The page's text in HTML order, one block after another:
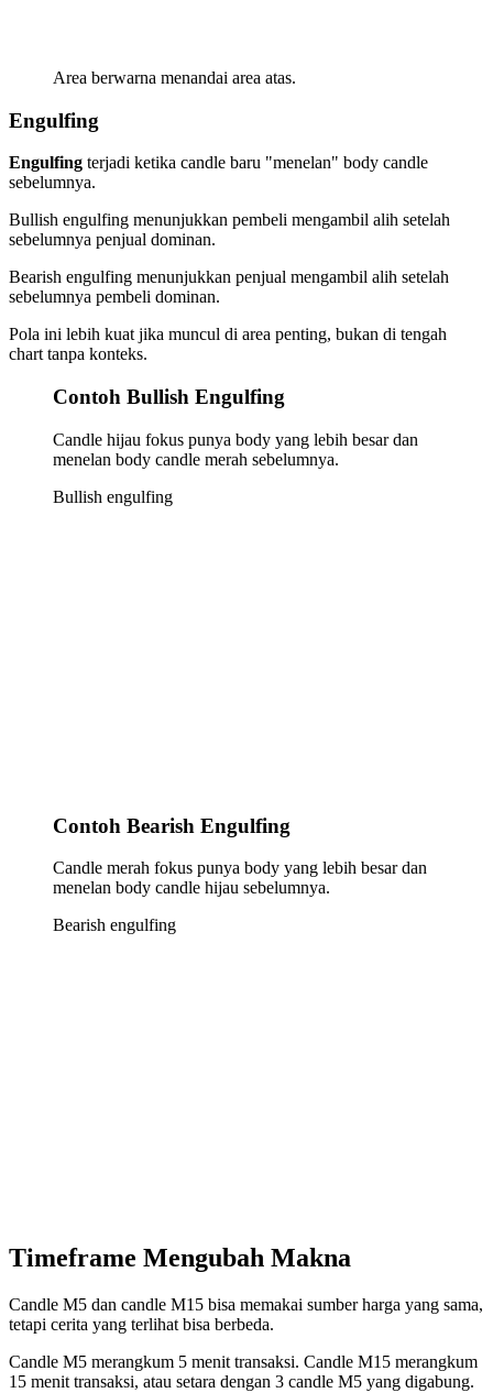
Area berwarna menandai area atas.
Engulfing
Engulfing terjadi ketika candle baru "menelan" body candle
sebelumnya.
Bullish engulfing menunjukkan pembeli mengambil alih setelah
sebelumnya penjual dominan.
Bearish engulfing menunjukkan penjual mengambil alih setelah
sebelumnya pembeli dominan.
Pola ini lebih kuat jika muncul di area penting, bukan di tengah
chart tanpa konteks.
Contoh Bullish Engulfing
Candle hijau fokus punya body yang lebih besar dan
menelan body candle merah sebelumnya.
Bullish engulfing
Contoh Bearish Engulfing
Candle merah fokus punya body yang lebih besar dan
menelan body candle hijau sebelumnya.
Bearish engulfing
Timeframe Mengubah Makna
Candle M5 dan candle M15 bisa memakai sumber harga yang sama,
tetapi cerita yang terlihat bisa berbeda.
Candle M5 merangkum 5 menit transaksi. Candle M15 merangkum
15 menit transaksi, atau setara dengan 3 candle M5 yang digabung.